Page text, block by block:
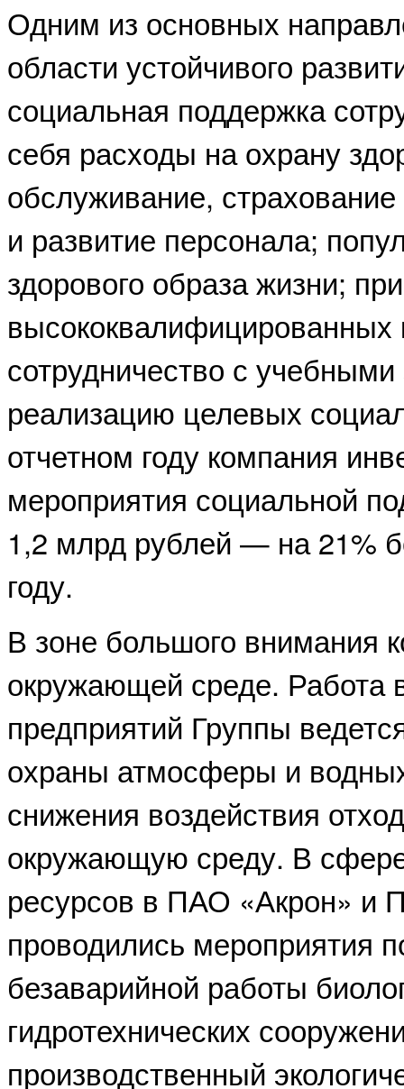
Одним из основных
области устойчивого
социальная поддержка
себя расходы на охрану
обслуживание,
и развитие персонала;
здорового образа жизни;
высококвалифицированных
сотрудничество с
реализацию целевых
отчетном году компания
мероприятия социальной
1,2 млрд рублей — на 21%
году.
В зоне большого внимания
окружающей среде. Работа
предприятий Группы
охраны атмосферы и
снижения воздействия
окружающую среду. В
ресурсов в ПАО «Акрон» и
проводились мероприятия
безаварийной работы
гидротехнических
производственный